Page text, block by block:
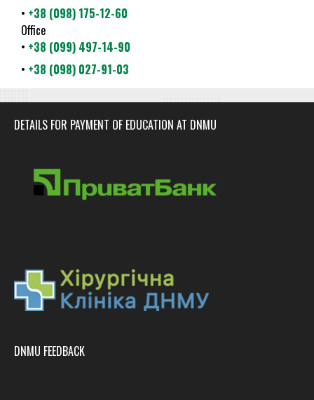
• +38 (098) 175-12-60
Office
• +38 (099) 497-14-90
• +38 (098) 027-91-03
DETAILS FOR PAYMENT OF EDUCATION AT DNMU
DNMU FEEDBACK